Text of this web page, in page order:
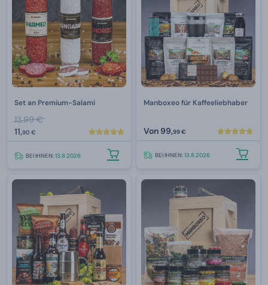
Set an Premium-Salami
13,99 €
11,90 €
BEI IHNEN:13.8.2026
Manboxeo für Kaffeeliebhaber
Von 99,99 €
BEI IHNEN:13.8.2026